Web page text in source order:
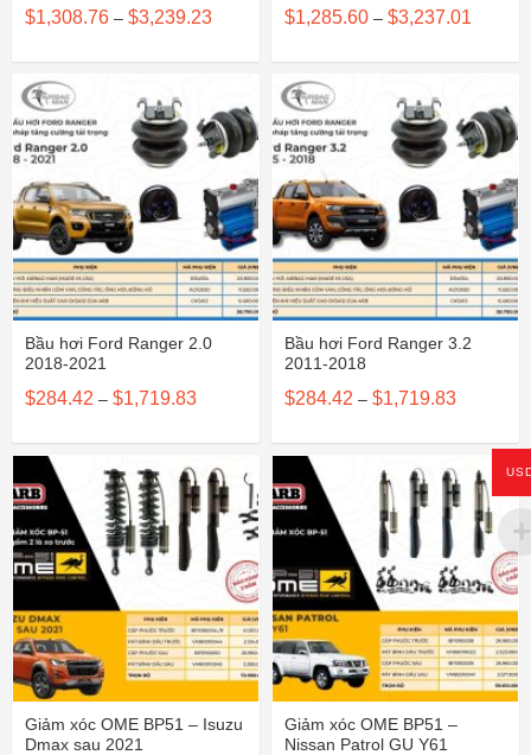
$1,308.76 – $3,239.23
$1,308.76
$3,239.23
$1,285.60 – $3,237.01
Bầu hơi Ford Ranger 2.0
2018-2021
$284.42 – $1,719.83Khoảng
$284.42
$1,719.83
Bầu hơi Ford Ranger 3.2
2011-2018
$284.42 – $1,719.83Khoảng
$284.42
$1,719.83
Giảm xóc OME BP51 – Isuzu
Dmax sau 2021
Giảm xóc OME BP51 –
Nissan Patrol GU Y61